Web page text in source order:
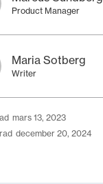
Product Manager
Maria Sotberg
Writer
mars 13, 2023
december 20, 2024